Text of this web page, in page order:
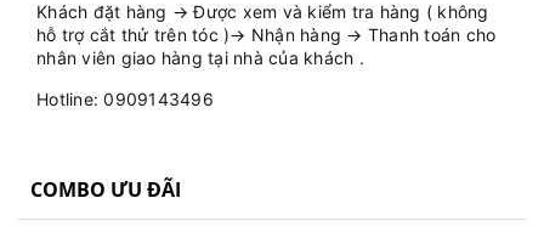
Khách đặt hàng → Được xem và kiểm tra hàng ( không
hỗ trợ cắt thử trên tóc )→ Nhận hàng → Thanh toán cho
nhân viên giao hàng tại nhà của khách .
Hotline: 0909143496
COMBO ƯU ĐÃI